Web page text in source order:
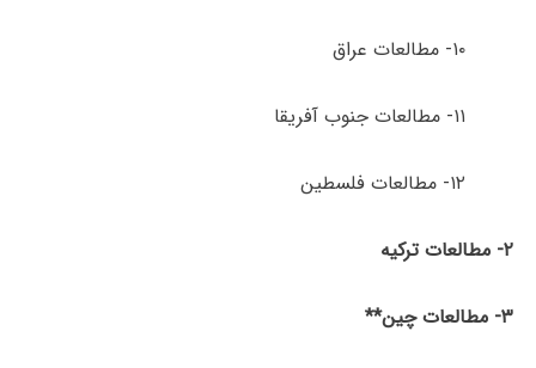
۱۰- مطالعات عراق
۱۱- مطالعات جنوب آفریقا
۱۲- مطالعات فلسطین
۲- مطالعات ترکیه
۳- مطالعات چین**